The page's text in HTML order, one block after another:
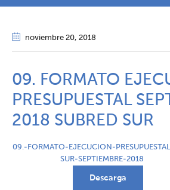
noviembre 20, 2018
09. FORMATO
PRESUPUESTAL
2018 SUBRED SUR
09.-FORMATO-EJECUCION-
SUR-SEPTIEMBRE-2018
Descarga